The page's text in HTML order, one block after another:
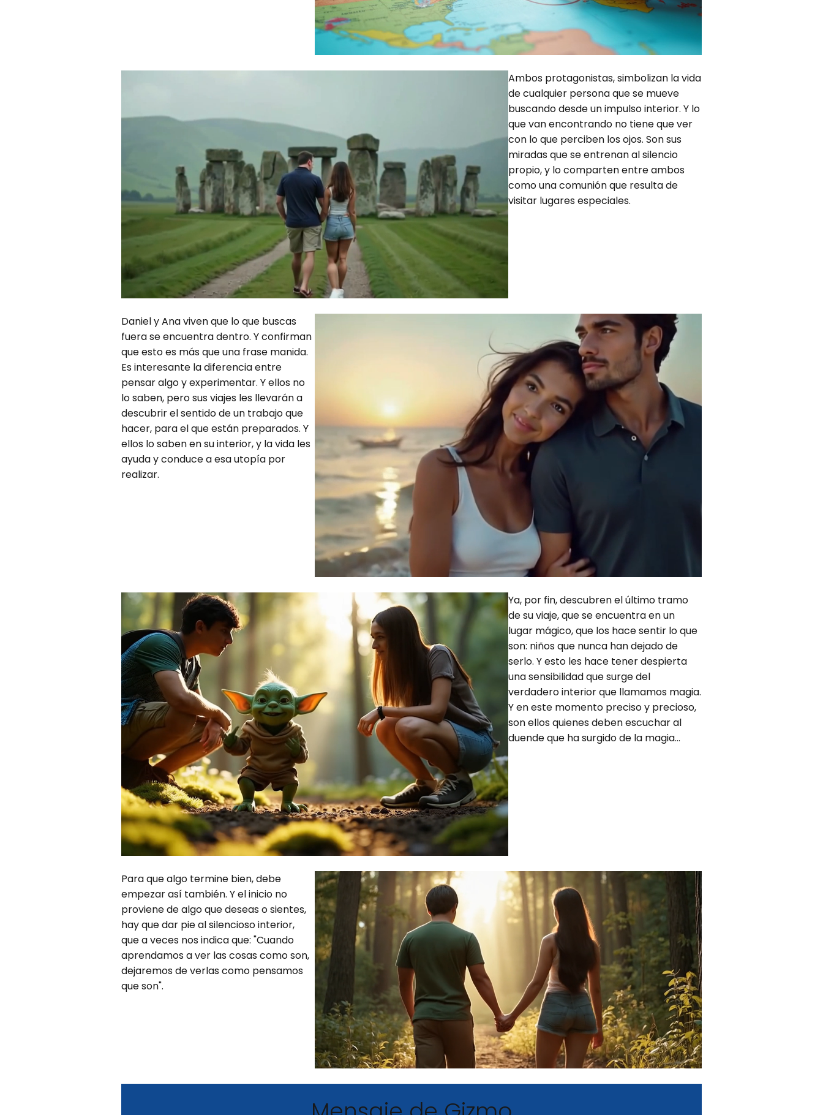
Ambos protagonistas, simbolizan la vida
de cualquier persona que se mueve
buscando desde un impulso interior. Y lo
que van encontrando no tiene que ver
con lo que perciben los ojos. Son sus
miradas que se entrenan al silencio
propio, y lo comparten entre ambos
como una comunión que resulta de
visitar lugares especiales.
Daniel y Ana viven que lo que buscas
fuera se encuentra dentro. Y confirman
que esto es más que una frase manida.
Es interesante la diferencia entre
pensar algo y experimentar. Y ellos no
lo saben, pero sus viajes les llevarán a
descubrir el sentido de un trabajo que
hacer, para el que están preparados. Y
ellos lo saben en su interior, y la vida les
ayuda y conduce a esa utopía por
realizar.
Ya, por fin, descubren el último tramo
de su viaje, que se encuentra en un
lugar mágico, que los hace sentir lo que
son: niños que nunca han dejado de
serlo. Y esto les hace tener despierta
una sensibilidad que surge del
verdadero interior que llamamos magia.
Y en este momento preciso y precioso,
son ellos quienes deben escuchar al
duende que ha surgido de la magia...
Para que algo termine bien, debe
empezar así también. Y el inicio no
proviene de algo que deseas o sientes,
hay que dar pie al silencioso interior,
que a veces nos indica que: "Cuando
aprendamos a ver las cosas como son,
dejaremos de verlas como pensamos
que son".